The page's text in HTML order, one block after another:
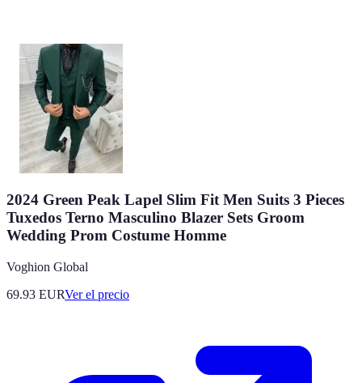
2024 Green Peak Lapel Slim Fit Men Suits 3 Pieces
Tuxedos Terno Masculino Blazer Sets Groom
Wedding Prom Costume Homme
Voghion Global
69.93 EURVer el precio